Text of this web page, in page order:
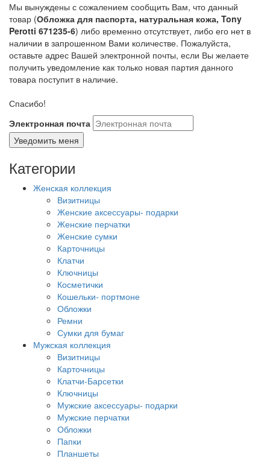
Мы вынуждены с сожалением сообщить Вам, что данный
товар (Обложка для паспорта, натуральная кожа, Tony
Perotti 671235-6) либо временно отсутствует, либо его нет в
наличии в запрошенном Вами количестве. Пожалуйста,
оставьте адрес Вашей электронной почты, если Вы желаете
получить уведомление как только новая партия данного
товара поступит в наличие.
Спасибо!
Электронная почта
Категории
Женская коллекция
Визитницы
Женские аксессуары- подарки
Женские перчатки
Женские сумки
Карточницы
Клатчи
Ключницы
Косметички
Кошельки- портмоне
Обложки
Ремни
Сумки для бумаг
Мужская коллекция
Визитницы
Карточницы
Клатчи-Барсетки
Ключницы
Мужские аксессуары- подарки
Мужские перчатки
Обложки
Папки
Планшеты